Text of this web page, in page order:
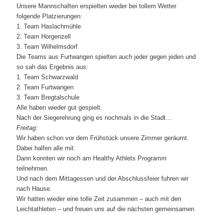
Unsere Mannschaften erspielten wieder bei tollem Wetter
folgende Platzierungen:
1. Team Haslachmühle
2. Team Horgenzell
3. Team Wilhelmsdorf
Die Teams aus Furtwangen spielten auch jeder gegen jeden und
so sah das Ergebnis aus:
1. Team Schwarzwald
2. Team Furtwangen
3. Team Bregtalschule
Alle haben wieder gut gespielt.
Nach der Siegerehrung ging es nochmals in die Stadt…
Freitag:
Wir haben schon vor dem Frühstück unsere Zimmer geräumt.
Dabei halfen alle mit.
Dann konnten wir noch am Healthy Athlets Programm
teilnehmen.
Und nach dem Mittagessen und der Abschlussfeier fuhren wir
nach Hause.
Wir hatten wieder eine tolle Zeit zusammen – auch mit den
Leichtathleten – und freuen uns auf die nächsten gemeinsamen